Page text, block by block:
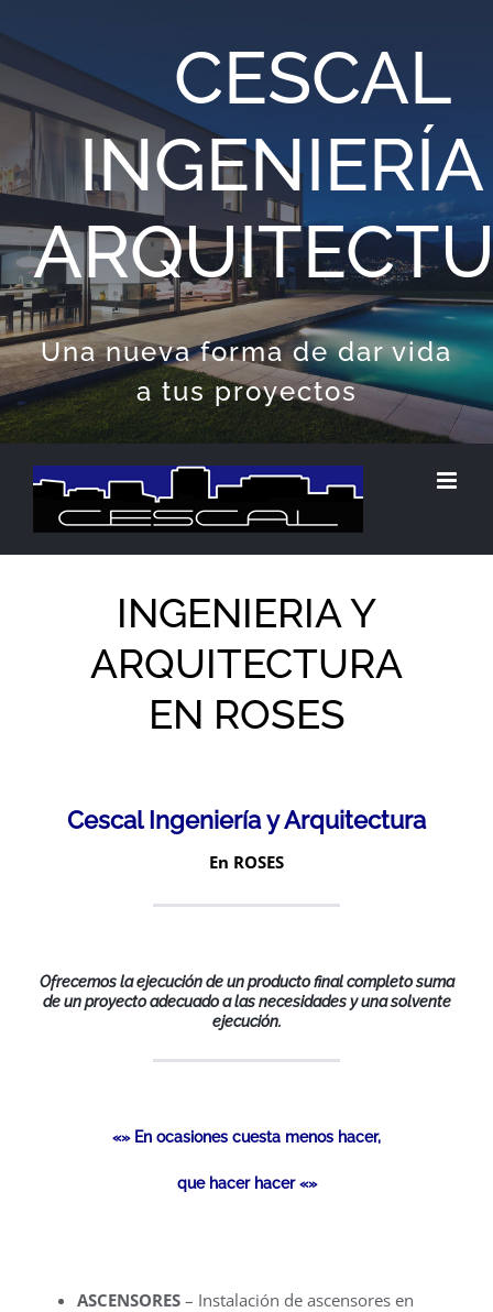
contenido
CESCAL
Una nueva forma de dar vida
a tus proyectos
INGENIERIA Y
ARQUITECTURA
EN ROSES
Cescal Ingeniería y Arquitectura
En ROSES
Ofrecemos la ejecución de un producto final completo suma
de un proyecto adecuado a las necesidades y una solvente
ejecución.
«» En ocasiones cuesta menos hacer,
que hacer hacer «»
ASCENSORES – Instalación de ascensores en